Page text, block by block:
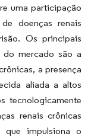
uma participação
doenças renais
Os principais
do mercado são a
a presença
aliada a altos
tecnologicamente
renais crônicas
impulsiona o